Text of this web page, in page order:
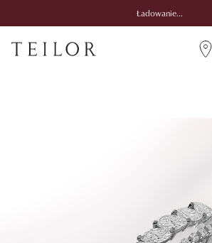
Ładowanie...